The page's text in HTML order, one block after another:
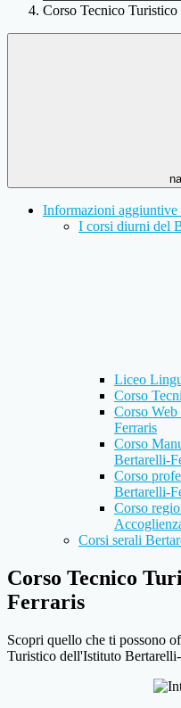
Corso Tecnico
Informazioni aggiuntive
I corsi diurni del
Liceo
Corso
Corso
Ferraris
Corso
Bertarelli-
Corso
Bertarelli-
Corso
Corsi serali
Corso Tecnico
Ferraris
Scopri quello che ti possono
Turistico dell'Istituto